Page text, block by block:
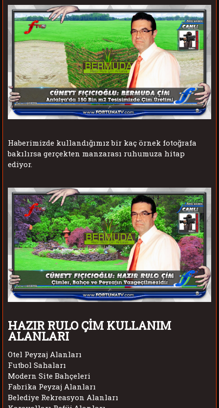
Haberimizde kullandığımız bir kaç örnek fotoğrafa
bakılırsa gerçekten manzarası ruhumuza hitap
ediyor.
HAZIR RULO ÇİM KULLANIM
ALANLARI
Otel Peyzaj Alanları
Futbol Sahaları
Modern Site Bahçeleri
Fabrika Peyzaj Alanları
Belediye Rekreasyon Alanları